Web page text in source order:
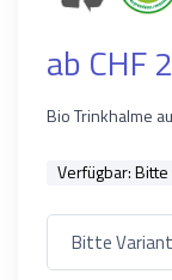
ab CHF
Bio Trinkhalme
Verfügbar:Bitte